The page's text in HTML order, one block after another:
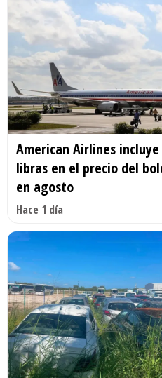
American Airlines
libras en el precio del
en agosto
Hace 1 día